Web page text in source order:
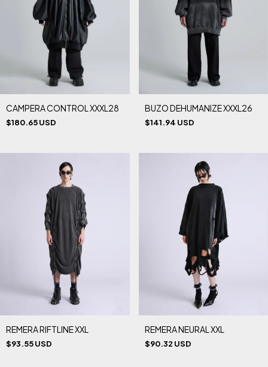
CAMPERA CONTROL XXXL28
$180.65 USD
BUZO DEHUMANIZE XXXL26
$141.94 USD
REMERA RIFTLINE XXL
$93.55 USD
REMERA NEURAL XXL
$90.32 USD